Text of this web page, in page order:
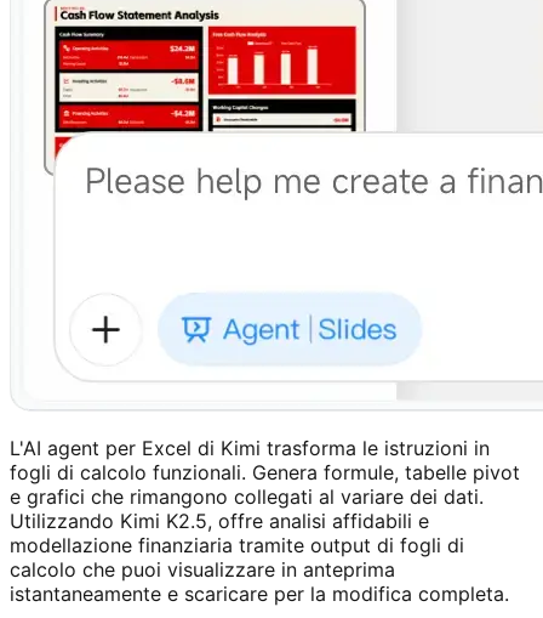
L'AI agent per Excel di Kimi trasforma le istruzioni in
fogli di calcolo funzionali. Genera formule, tabelle pivot
e grafici che rimangono collegati al variare dei dati.
Utilizzando Kimi K2.5, offre analisi affidabili e
modellazione finanziaria tramite output di fogli di
calcolo che puoi visualizzare in anteprima
istantaneamente e scaricare per la modifica completa.